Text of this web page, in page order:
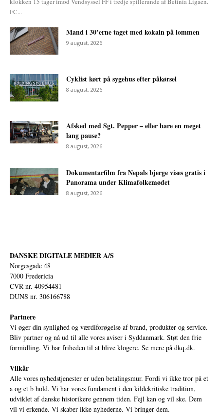
FC...
Mand i 30’erne taget med kokain på lommen
9 august, 2026
Cyklist kørt på sygehus efter påkørsel
8 august, 2026
Afsked med Sgt. Pepper – eller bare en meget
lang pause?
8 august, 2026
Dokumentarfilm fra Nepals bjerge vises gratis i
Panorama under Klimafolkemødet
8 august, 2026
DANSKE DIGITALE MEDIER A/S
Norgesgade 48
7000 Fredericia
CVR nr. 40954481
DUNS nr. 306166788
Partnere
Vi øger din synlighed og værdiforøgelse af brand, produkter og service.
Bliv partner og nå ud til alle vores aviser i Syddanmark. Støt den frie
formidling. Vi har friheden til at blive klogere. Se mere på dkq.dk.
Vilkår
Alle vores nyhedstjenester er uden betalingsmur. Fordi vi ikke tror på et
a og et b hold. Vi har vores fundament i den kildekritiske tradition,
udviklet af danske historikere gennem tiden. Fejl kan og vil ske. Dem
vil vi erkende. Vi skaber ikke nyhederne. Vi bringer dem.